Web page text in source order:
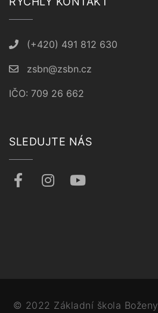
(+420) 491 812 630
zsbn@zsbn.cz
IČO: 709 26 662
SLEDUJTE NÁS
© 2022 Základní škola Boženy